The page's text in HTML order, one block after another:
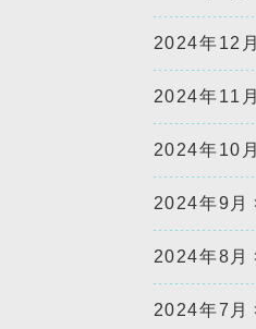
2024年12月
2024年11月
2024年10月
2024年9月
2024年8月
2024年7月